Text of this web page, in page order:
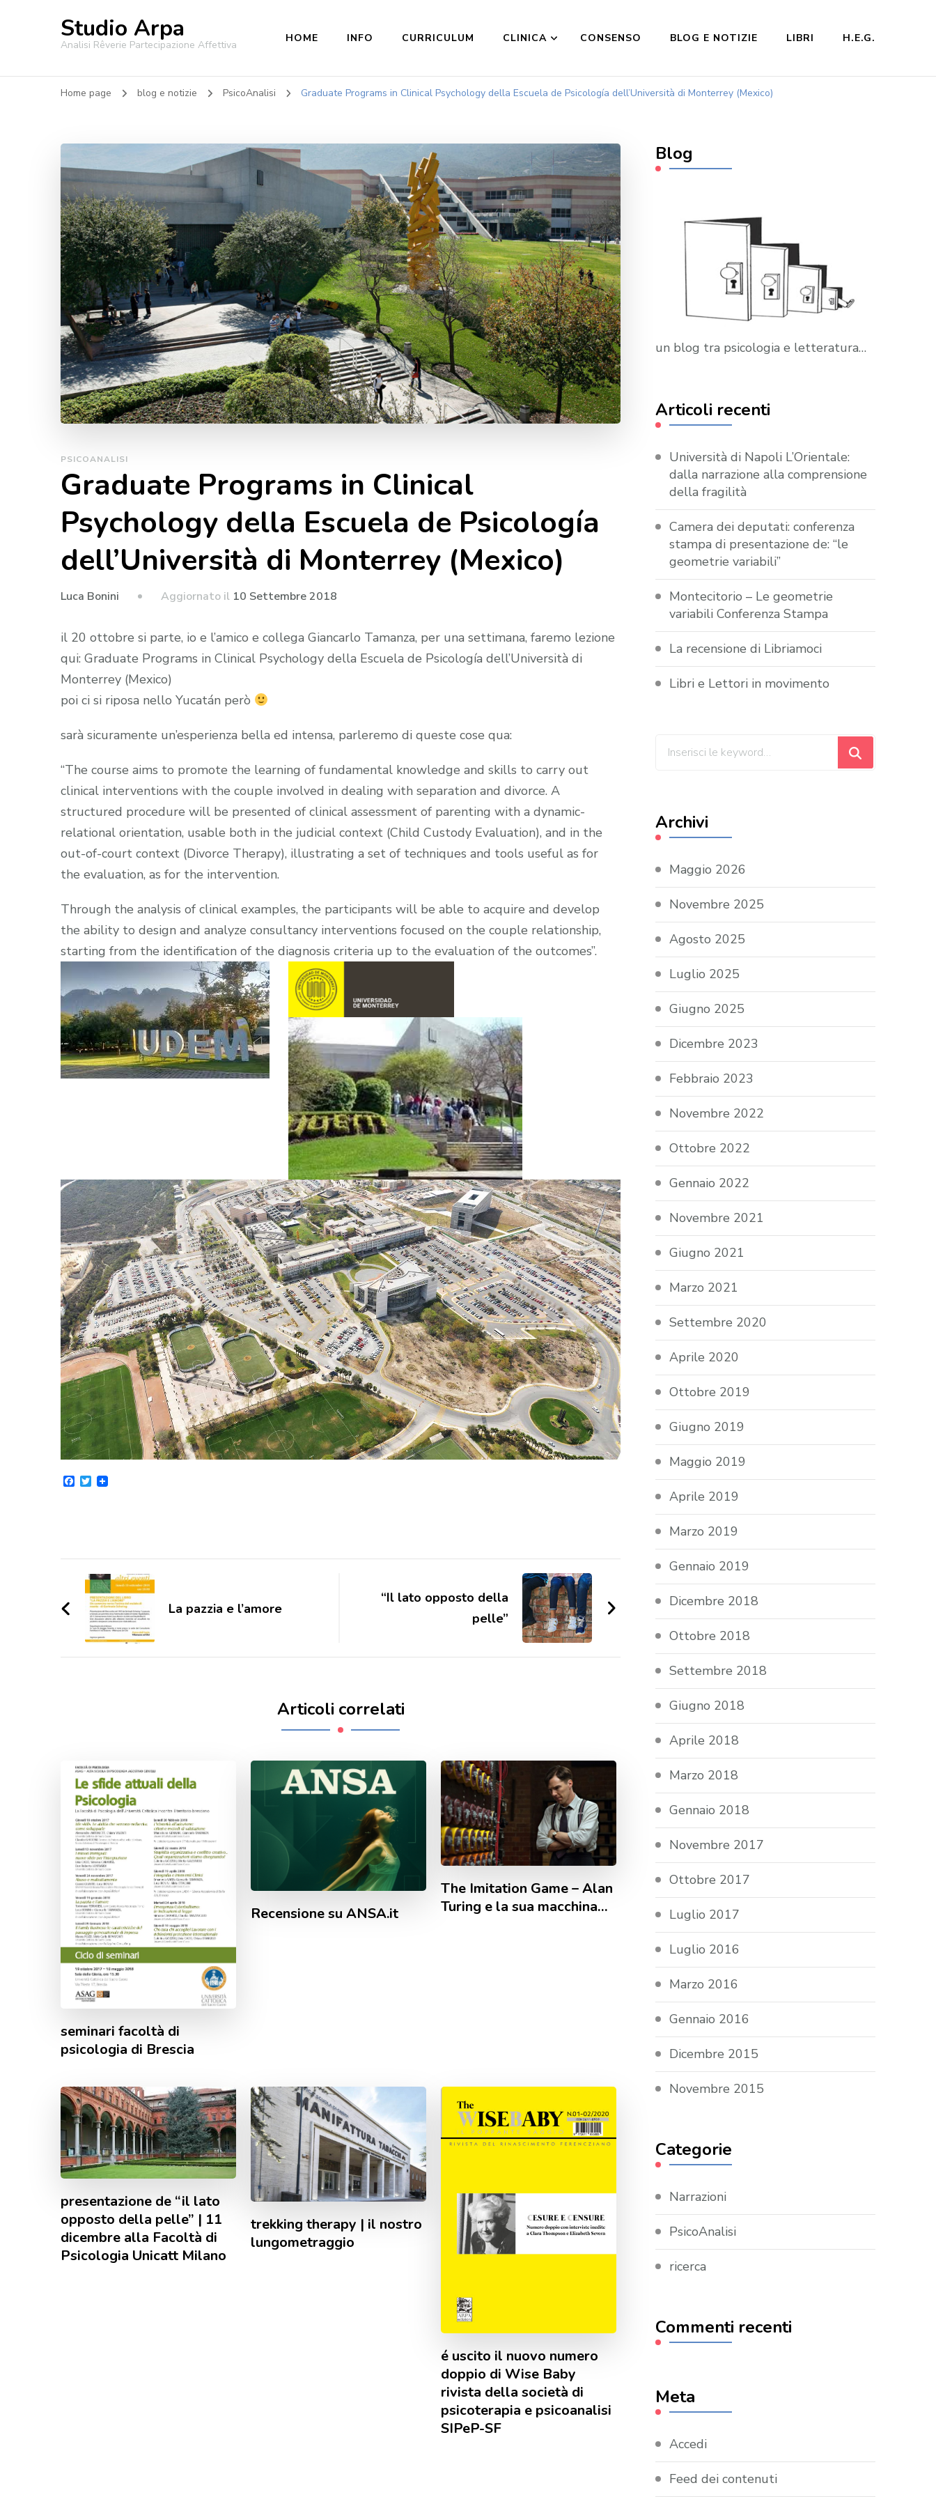
Studio Arpa
Analisi Rêverie Partecipazione Affettiva
HOME INFO CURRICULUM CLINICA CONSENSO BLOG E NOTIZIE LIBRI H.E.G.
Home page blog e notizie PsicoAnalisi Graduate Programs in Clinical Psychology della Escuela de Psicología dell’Università di Monterrey (Mexico)
PSICOANALISI
Graduate Programs in Clinical
Psychology della Escuela de Psicología
dell’Università di Monterrey (Mexico)
Luca Bonini Aggiornato il 10 Settembre 2018
il 20 ottobre si parte, io e l’amico e collega Giancarlo Tamanza, per una settimana, faremo lezione
qui: Graduate Programs in Clinical Psychology della Escuela de Psicología dell’Università di
Monterrey (Mexico)
poi ci si riposa nello Yucatán però
sarà sicuramente un’esperienza bella ed intensa, parleremo di queste cose qua:
“The course aims to promote the learning of fundamental knowledge and skills to carry out
clinical interventions with the couple involved in dealing with separation and divorce. A
structured procedure will be presented of clinical assessment of parenting with a dynamic-
relational orientation, usable both in the judicial context (Child Custody Evaluation), and in the
out-of-court context (Divorce Therapy), illustrating a set of techniques and tools useful as for
the evaluation, as for the intervention.
Through the analysis of clinical examples, the participants will be able to acquire and develop
the ability to design and analyze consultancy interventions focused on the couple relationship,
starting from the identification of the diagnosis criteria up to the evaluation of the outcomes”.
Facebook
Twitter
Navigazione
articoli
La pazzia e l’amore
“Il lato opposto della
pelle”
Articoli correlati
seminari facoltà di
psicologia di Brescia
Recensione su ANSA.it
The Imitation Game – Alan
Turing e la sua macchina…
presentazione de “il lato
opposto della pelle” | 11
dicembre alla Facoltà di
Psicologia Unicatt Milano
trekking therapy | il nostro
lungometraggio
é uscito il nuovo numero
doppio di Wise Baby
rivista della società di
psicoterapia e psicoanalisi
SIPeP-SF
Blog
un blog tra psicologia e letteratura…
Articoli recenti
Università di Napoli L’Orientale:
dalla narrazione alla comprensione
della fragilità
Camera dei deputati: conferenza
stampa di presentazione de: “le
geometrie variabili”
Montecitorio – Le geometrie
variabili Conferenza Stampa
La recensione di Libriamoci
Libri e Lettori in movimento
Cerchi
Archivi
Maggio 2026
Novembre 2025
Agosto 2025
Luglio 2025
Giugno 2025
Dicembre 2023
Febbraio 2023
Novembre 2022
Ottobre 2022
Gennaio 2022
Novembre 2021
Giugno 2021
Marzo 2021
Settembre 2020
Aprile 2020
Ottobre 2019
Giugno 2019
Maggio 2019
Aprile 2019
Marzo 2019
Gennaio 2019
Dicembre 2018
Ottobre 2018
Settembre 2018
Giugno 2018
Aprile 2018
Marzo 2018
Gennaio 2018
Novembre 2017
Ottobre 2017
Luglio 2017
Luglio 2016
Marzo 2016
Gennaio 2016
Dicembre 2015
Novembre 2015
Categorie
Narrazioni
PsicoAnalisi
ricerca
Commenti recenti
Meta
Accedi
Feed dei contenuti